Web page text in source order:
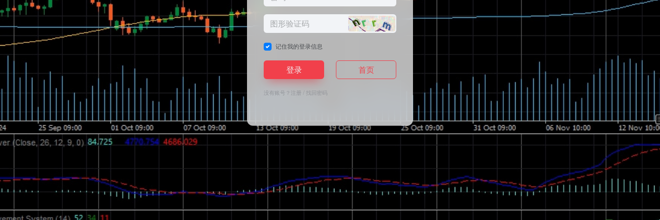
记住我的登录信息
登录 首页
没有账号？ 注册 /找回密码